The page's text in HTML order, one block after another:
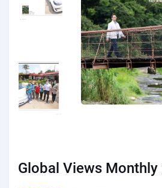
Global Views Monthly